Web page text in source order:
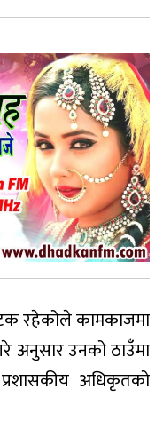
रहेकोले कामकाजमा
अनुसार उनको ठाउँमा
अधिकृतको